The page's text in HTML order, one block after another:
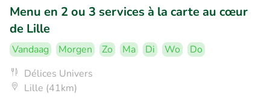
Menu en 2 ou 3 services à la carte au cœur
de Lille
Vandaag Morgen Zo Ma Di Wo
Do
Délices Univers
Lille (41km)